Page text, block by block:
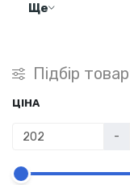
Ще
Підбір
ЦІНА
-